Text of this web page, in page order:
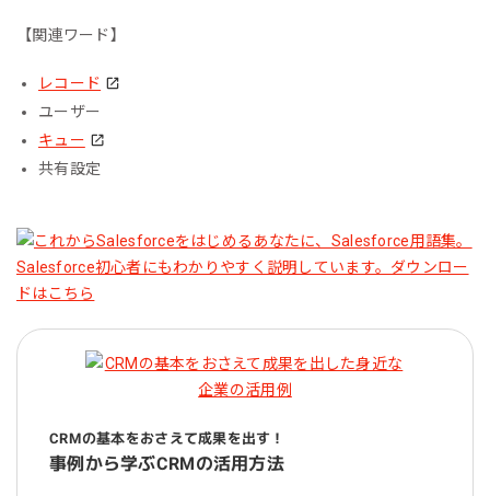
【関連ワード】
レコード
ユーザー
キュー
共有設定
CRMの基本をおさえて成果を出す！
事例から学ぶCRMの活用方法